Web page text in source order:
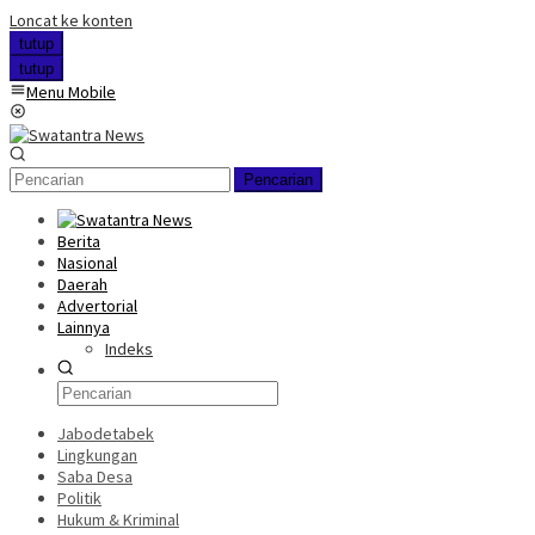
Loncat ke konten
tutup
tutup
Menu Mobile
Pencarian
Berita
Nasional
Daerah
Advertorial
Lainnya
Indeks
Jabodetabek
Lingkungan
Saba Desa
Politik
Hukum & Kriminal